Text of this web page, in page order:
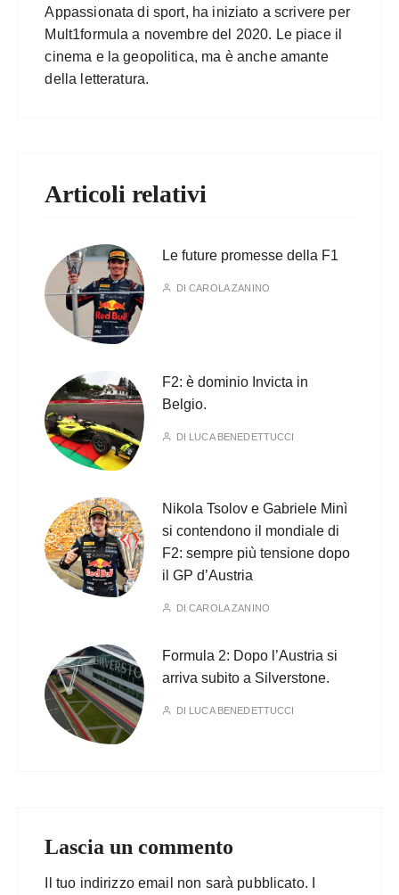
Appassionata di sport, ha iniziato a scrivere per
Mult1formula a novembre del 2020. Le piace il
cinema e la geopolitica, ma è anche amante
della letteratura.
Articoli relativi
Le future promesse della F1
DICAROLA ZANINO
F2: è dominio Invicta in
Belgio.
DI LUCA BENEDETTUCCI
Nikola Tsolov e Gabriele Minì
si contendono il mondiale di
F2: sempre più tensione dopo
il GP d’Austria
DICAROLA ZANINO
Formula 2: Dopo l’Austria si
arriva subito a Silverstone.
DI LUCA BENEDETTUCCI
Lascia un commento
Il tuo indirizzo email non sarà pubblicato.